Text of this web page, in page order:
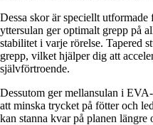
Dessa skor är speciellt
yttersulan ger optimalt grepp på
stabilitet i varje rörelse. Tapered
grepp, vilket hjälper dig att
självförtroende.
Dessutom ger mellansulan i
att minska trycket på fötter och
kan stanna kvar på planen längre